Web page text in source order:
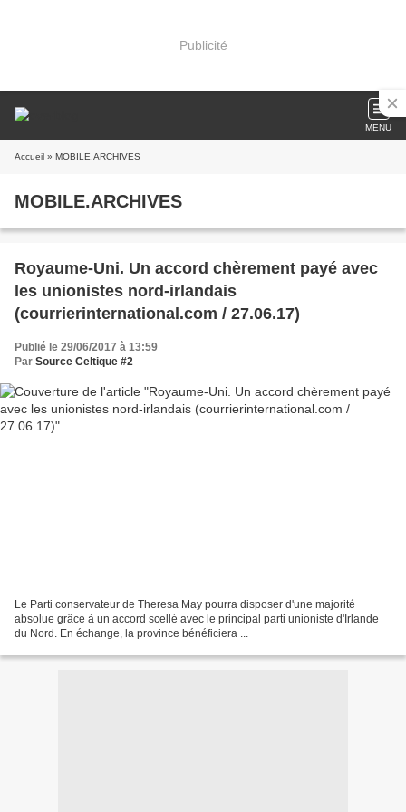
Publicité
MENU
Accueil » MOBILE.ARCHIVES
MOBILE.ARCHIVES
Royaume-Uni. Un accord chèrement payé avec
les unionistes nord-irlandais
(courrierinternational.com / 27.06.17)
Publié le 29/06/2017 à 13:59
Par Source Celtique #2
Le Parti conservateur de Theresa May pourra disposer d'une majorité
absolue grâce à un accord scellé avec le principal parti unioniste d'Irlande
du Nord. En échange, la province bénéficiera ...